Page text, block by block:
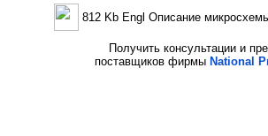
812 Kb Engl Описание
Получить консультации и
поставщиков фирмы National